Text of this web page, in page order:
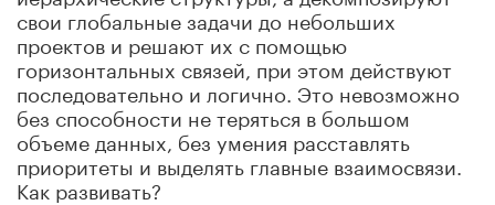
свои глобальные задачи до небольших
проектов и решают их с помощью
горизонтальных связей, при этом действуют
последовательно и логично. Это невозможно
без способности не теряться в большом
объеме данных, без умения расставлять
приоритеты и выделять главные взаимосвязи.
Как развивать?